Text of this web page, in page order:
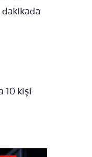
10 kişi